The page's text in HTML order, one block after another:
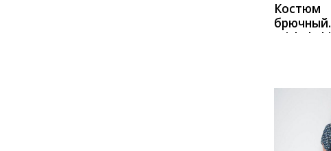
Костюм
брючный
Michel Chic